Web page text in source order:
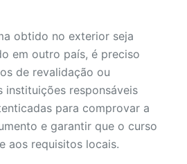
obtido no exterior seja
em outro país, é preciso
de revalidação ou
instituições responsáveis
para comprovar a
e garantir que o curso
aos requisitos locais.